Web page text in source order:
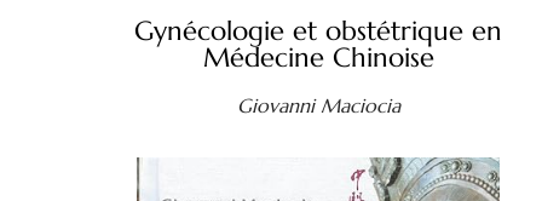
Gynécologie et obstétrique en
Médecine Chinoise
Giovanni Maciocia